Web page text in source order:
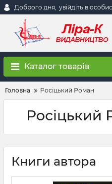
Доброго дня, увійдіть в
Каталог товарів
Головна Росіцький Роман
Росіцький
Книги автора